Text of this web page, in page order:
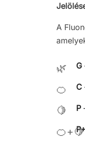
A
🌿 G
🍊 C
🍋 P
🍊+🍋